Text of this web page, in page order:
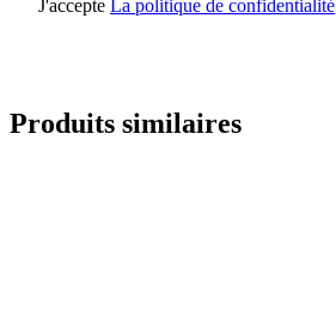
J'accepte La politique de confidentialité
Produits similaires